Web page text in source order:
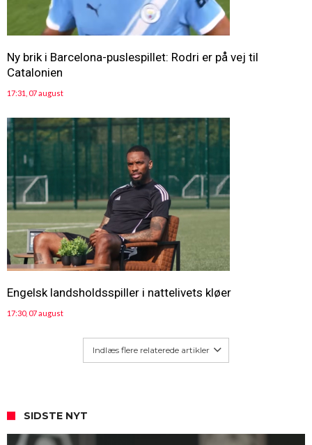
Ny brik i Barcelona-puslespillet: Rodri er på vej til
Catalonien
17:31, 07 august
Engelsk landsholdsspiller i nattelivets kløer
17:30, 07 august
Indlæs flere relaterede artikler
SIDSTE NYT